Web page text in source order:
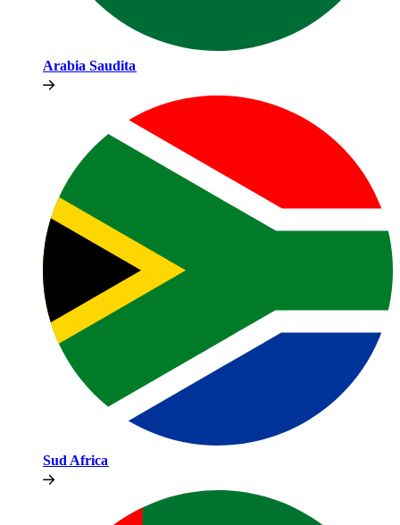
Arabia Saudita​​
Sud Africa​​